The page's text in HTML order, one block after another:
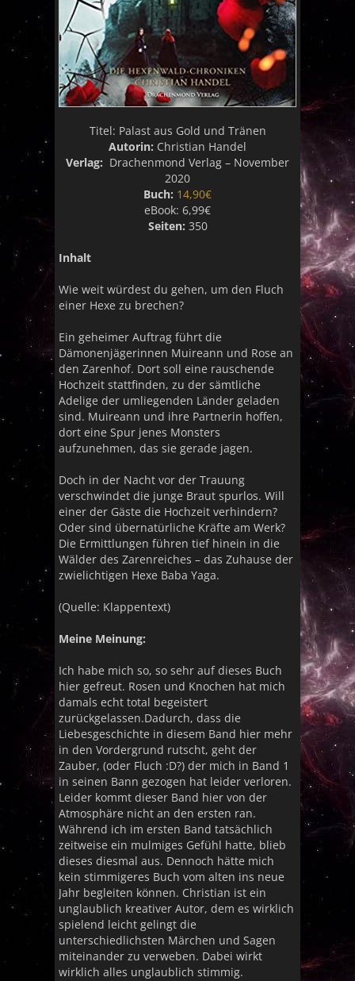
Titel: Palast aus Gold und Tränen
Autorin: Christian Handel
Verlag: Drachenmond Verlag – November
2020
Buch: 14,90€
eBook: 6,99€
Seiten: 350
Inhalt
Wie weit würdest du gehen, um den Fluch
einer Hexe zu brechen?
Ein geheimer Auftrag führt die
Dämonenjägerinnen Muireann und Rose an
den Zarenhof. Dort soll eine rauschende
Hochzeit stattfinden, zu der sämtliche
Adelige der umliegenden Länder geladen
sind. Muireann und ihre Partnerin hoffen,
dort eine Spur jenes Monsters
aufzunehmen, das sie gerade jagen.
Doch in der Nacht vor der Trauung
verschwindet die junge Braut spurlos. Will
einer der Gäste die Hochzeit verhindern?
Oder sind übernatürliche Kräfte am Werk?
Die Ermittlungen führen tief hinein in die
Wälder des Zarenreiches – das Zuhause der
zwielichtigen Hexe Baba Yaga.
(Quelle: Klappentext)
Meine Meinung:
Ich habe mich so, so sehr auf dieses Buch
hier gefreut. Rosen und Knochen hat mich
damals echt total begeistert
zurückgelassen.Dadurch, dass die
Liebesgeschichte in diesem Band hier mehr
in den Vordergrund rutscht, geht der
Zauber, (oder Fluch :D?) der mich in Band 1
in seinen Bann gezogen hat leider verloren.
Leider kommt dieser Band hier von der
Atmosphäre nicht an den ersten ran.
Während ich im ersten Band tatsächlich
zeitweise ein mulmiges Gefühl hatte, blieb
dieses diesmal aus. Dennoch hätte mich
kein stimmigeres Buch vom alten ins neue
Jahr begleiten können. Christian ist ein
unglaublich kreativer Autor, dem es wirklich
spielend leicht gelingt die
unterschiedlichsten Märchen und Sagen
miteinander zu verweben. Dabei wirkt
wirklich alles unglaublich stimmig.